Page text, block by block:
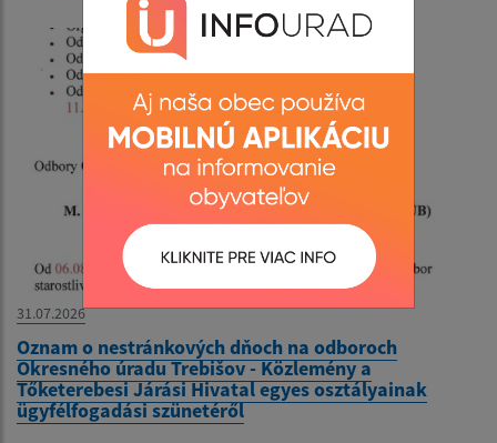
31.07.2026
Oznam o nestránkových dňoch na odboroch
Okresného úradu Trebišov - Közlemény a
Tőketerebesi Járási Hivatal egyes osztályainak
ügyfélfogadási szünetéről